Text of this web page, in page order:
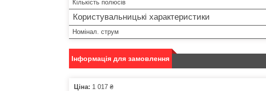
Кількість полюсів
Користувальницькі характеристики
Номінал. струм
Інформація для замовлення
Ціна: 1 017 ₴